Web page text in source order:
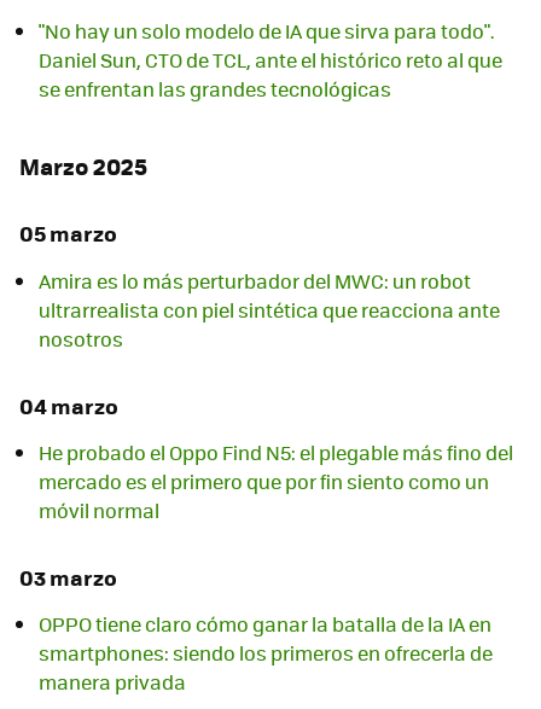
"No hay un solo modelo de IA que sirva para todo".
Daniel Sun, CTO de TCL, ante el histórico reto al que
se enfrentan las grandes tecnológicas
Marzo 2025
05 marzo
Amira es lo más perturbador del MWC: un robot
ultrarrealista con piel sintética que reacciona ante
nosotros
04 marzo
He probado el Oppo Find N5: el plegable más fino del
mercado es el primero que por fin siento como un
móvil normal
03 marzo
OPPO tiene claro cómo ganar la batalla de la IA en
smartphones: siendo los primeros en ofrecerla de
manera privada